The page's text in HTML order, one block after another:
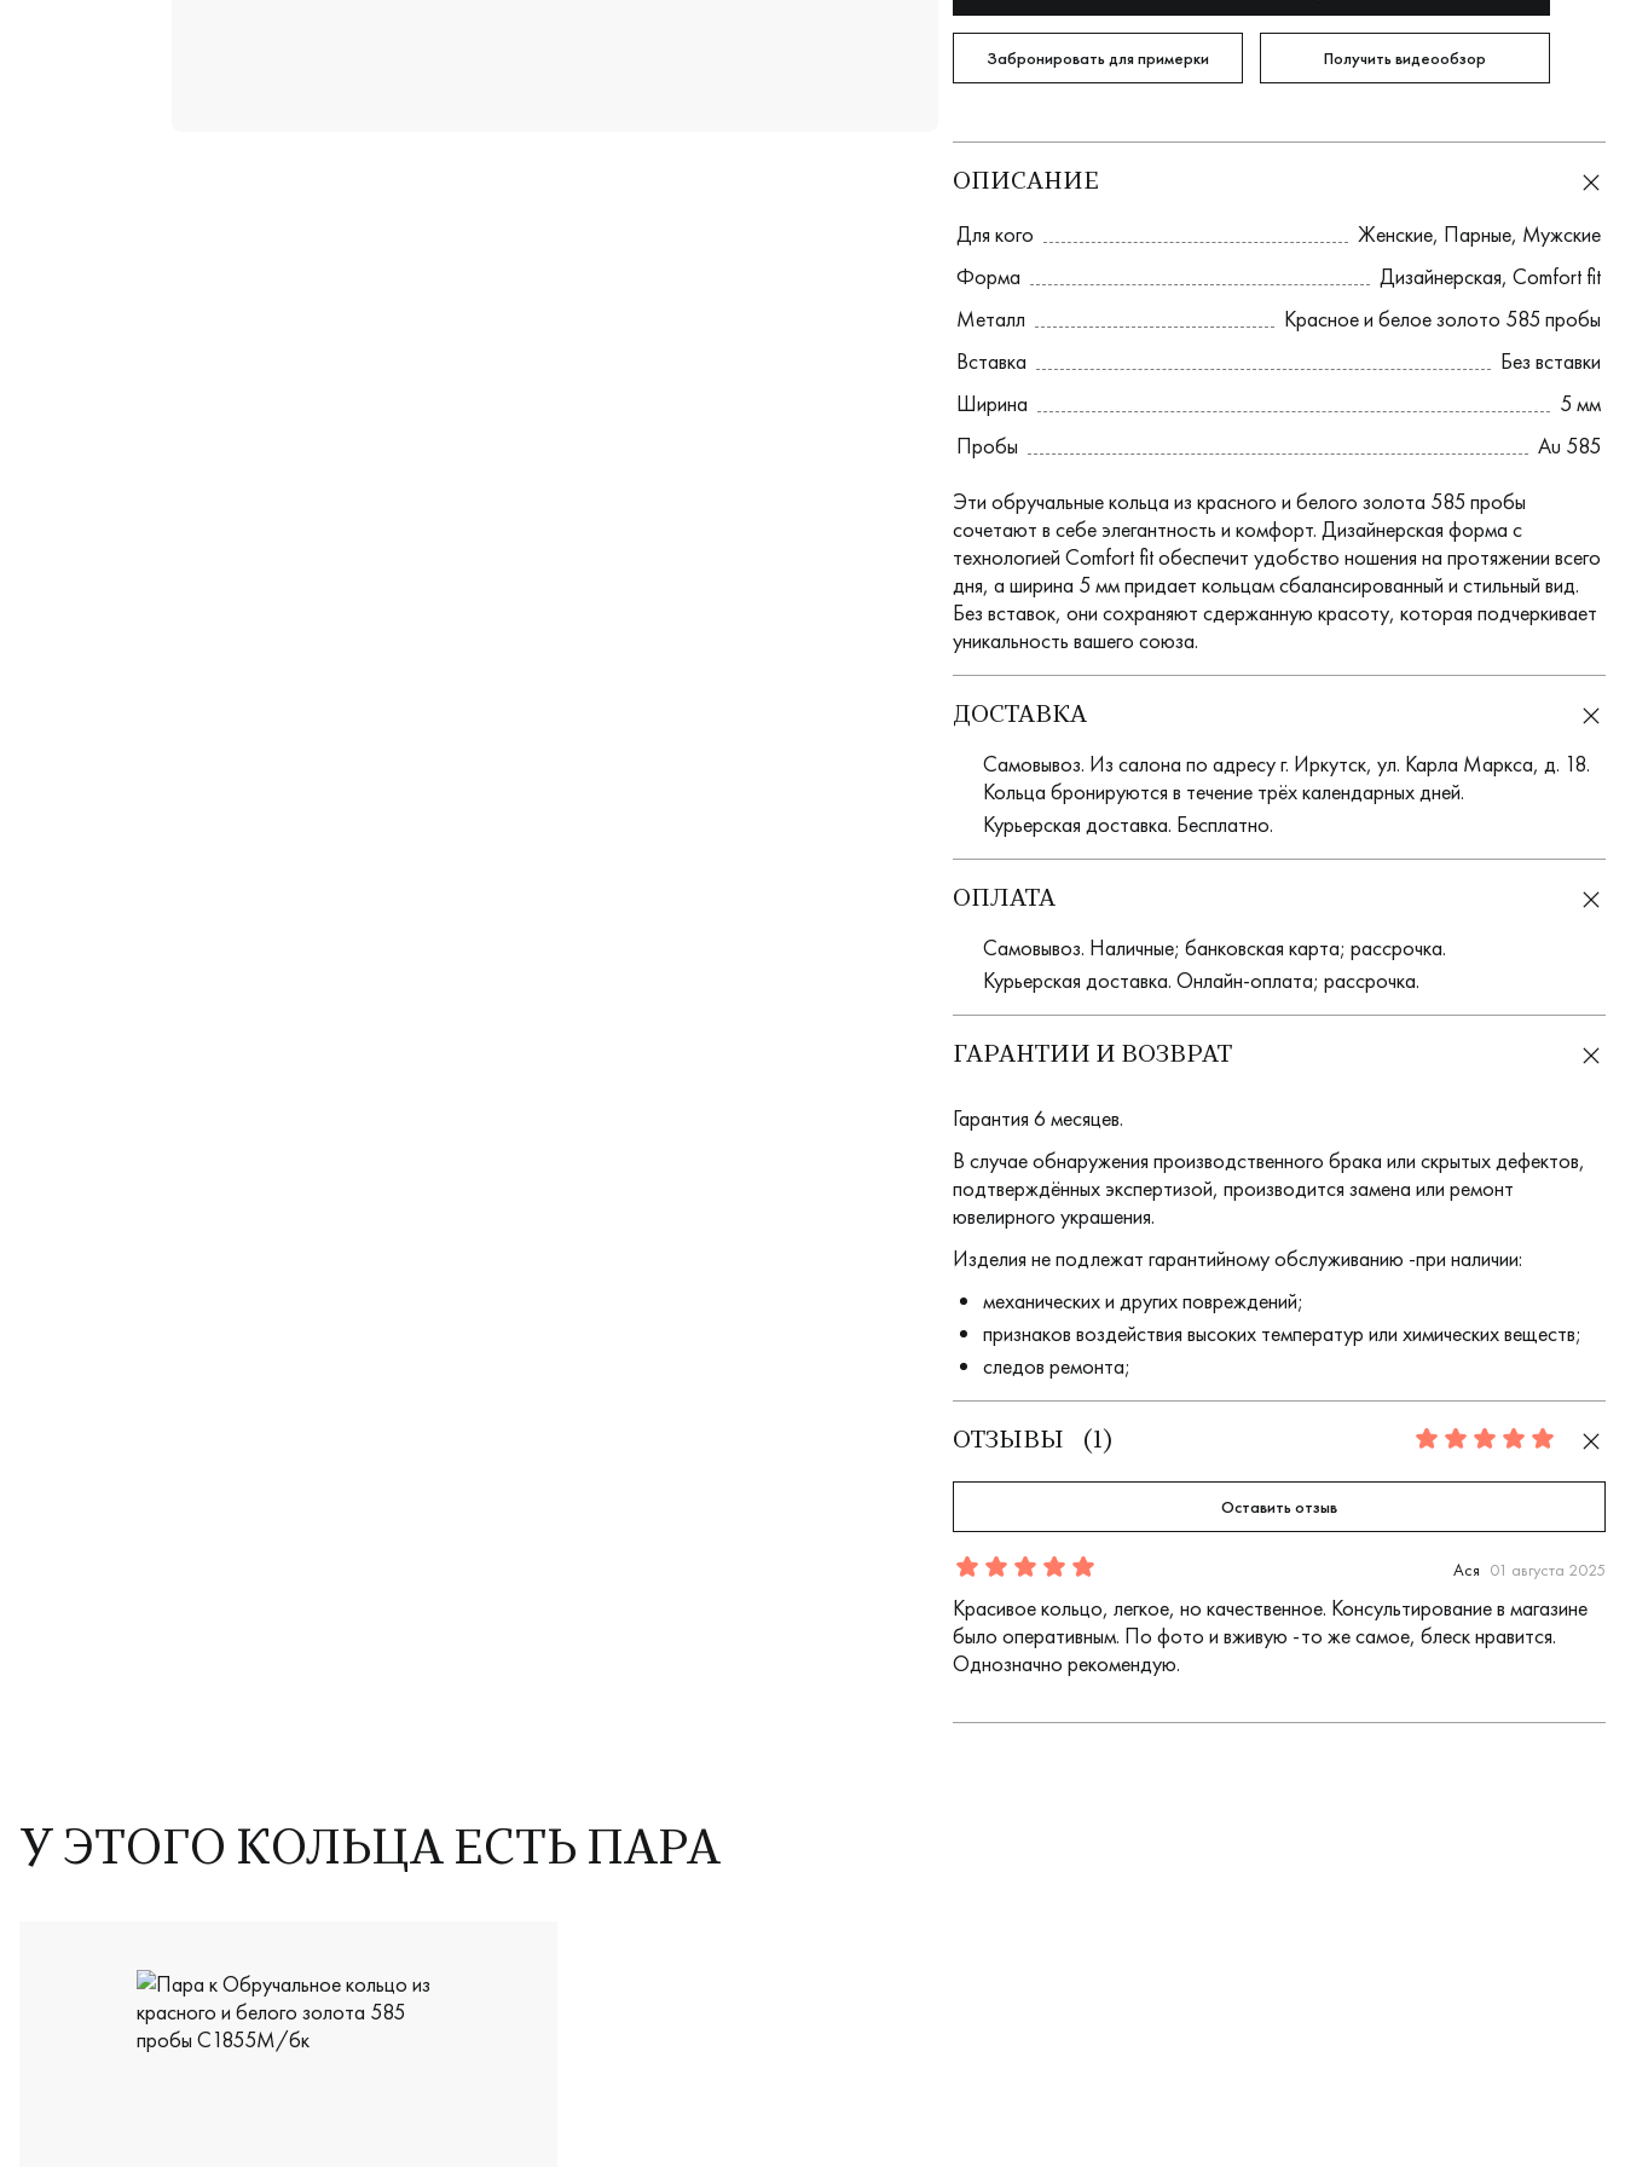
Забронировать для примерки Получить видеообзор
ОПИСАНИЕ
Для кого Женские, Парные, Мужские
Форма
Дизайнерская,Comfort fit
Металл
Красное и белое золото 585 пробы
Вставка
Без вставки
Ширина
5 мм
Пробы
Au 585
Эти обручальные кольца из красного и белого золота 585 пробы
сочетают в себе элегантность и комфорт. Дизайнерская форма с
технологией Comfort fit обеспечит удобство ношения на протяжении всего
дня, а ширина 5 мм придает кольцам сбалансированный и стильный вид.
Без вставок, они сохраняют сдержанную красоту, которая подчеркивает
уникальность вашего союза.
ДОСТАВКА
Самовывоз. Из салона по адресу г. Иркутск, ул. Карла Маркса, д. 18.
Кольца бронируются в течение трёх календарных дней.
Курьерская доставка. Бесплатно.
ОПЛАТА
Самовывоз. Наличные; банковская карта; рассрочка.
Курьерская доставка. Онлайн-оплата; рассрочка.
ГАРАНТИИ И ВОЗВРАТ
Гарантия 6 месяцев.
В случае обнаружения производственного брака или скрытых дефектов,
подтверждённых экспертизой, производится замена или ремонт
ювелирного украшения.
Изделия не подлежат гарантийному обслуживанию -при наличии:
механических и других повреждений;
признаков воздействия высоких температур или химических веществ;
следов ремонта;
ОТЗЫВЫ ( 1 ) 5.0
Оставить отзыв
Отзыв
1
5.0
5 Ася 01 августа 2025
Красивое кольцо, легкое, но качественное. Консультирование в магазине
было оперативным. По фото и вживую -то же самое, блеск нравится.
Однозначно рекомендую.
У ЭТОГО КОЛЬЦА ЕСТЬ ПАРА